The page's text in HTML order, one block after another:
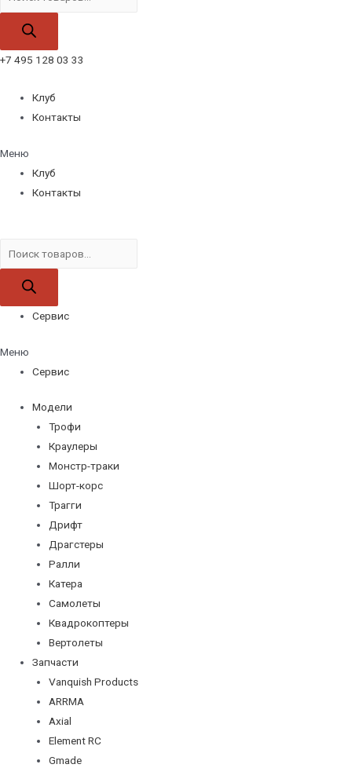
товаров
+7 495 128 03 33
Клуб
Контакты
Меню
Клуб
Контакты
товаров
Сервис
Меню
Сервис
Модели
Трофи
Краулеры
Монстр-траки
Шорт-корс
Трагги
Дрифт
Драгстеры
Ралли
Катера
Самолеты
Квадрокоптеры
Вертолеты
Запчасти
Vanquish Products
ARRMA
Axial
Element RC
Gmade